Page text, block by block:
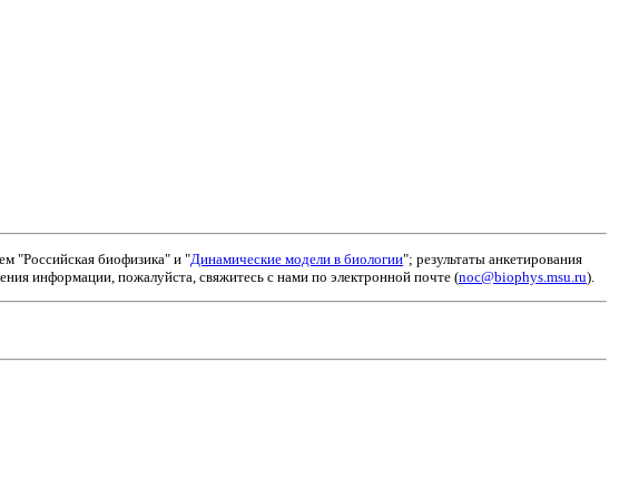
"Российская биофизика" и "Динамические модели в биологии"; результаты анкетирования
информации, пожалуйста, свяжитесь с нами по электронной почте (noc@biophys.msu.ru).